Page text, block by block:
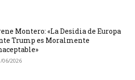
Montero: «La Desidia de Europa
Trump es Moralmente
06/2026